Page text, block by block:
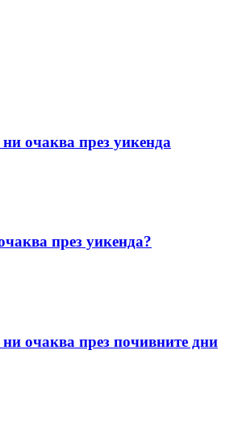
очаква през уикенда
през уикенда?
очаква през почивните дни